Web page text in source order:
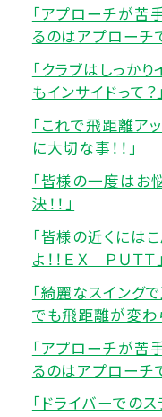
「アプローチが苦
るのはアプローチで
「クラブはしっかり
もインサイドって？」
「これで飛距離ア
に大切な事！！」
「皆様の一度はお
決！！」
「皆様の近くには
よ！！ＥＸ ＰＵＴＴ」
「綺麗なスイング
でも飛距離が変わ
「アプローチが苦
るのはアプローチで
「ドライバーでのス